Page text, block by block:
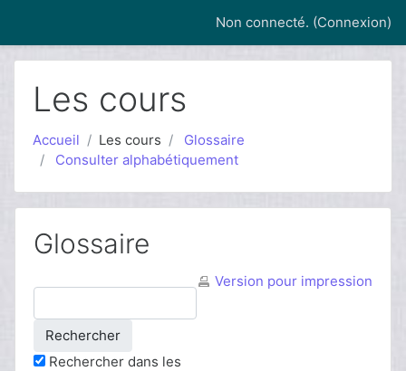
Non connecté. (Connexion)
Les cours
Accueil Les cours
Glossaire
Consulter alphabétiquement
Glossaire
Version pour impression
Rechercher dans les